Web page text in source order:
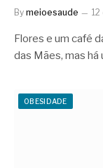
By meioesaude
Flores e um café
das Mães, mas
OBESIDADE